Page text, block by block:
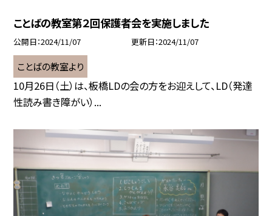
ことばの教室第２回保護者会を実施しました
公開日 2024/11/07 更新日 2024/11/07
ことばの教室より
10月26日（土）は、板橋LDの会の方をお迎えして、LD（発達
性読み書き障がい）...